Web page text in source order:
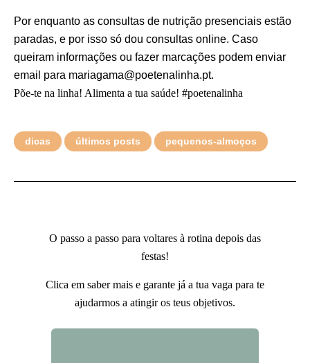
Por enquanto as consultas de nutrição presenciais estão
paradas, e por isso só dou consultas online. Caso
queiram informações ou fazer marcações podem enviar
email para mariagama@poetenalinha.pt.
Põe-te na linha! Alimenta a tua saúde! #poetenalinha
dicas últimos posts pequenos-almoços
O passo a passo para voltares à rotina depois das
festas!
Clica em saber mais e garante já a tua vaga para te
ajudarmos a atingir os teus objetivos.